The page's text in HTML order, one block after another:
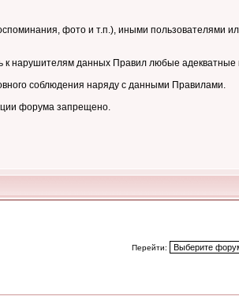
фото и т.п.), иными пользователями
к нарушителям данных Правил любые
соблюдения наряду с данными Правилами.
форума запрещено.
Перейти: